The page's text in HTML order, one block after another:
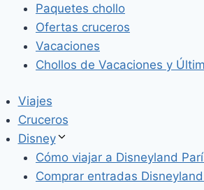
Paquetes chollo
Ofertas cruceros
Vacaciones
Chollos de Vacaciones y
Viajes
Cruceros
Disney
Cómo viajar a Disneyland
Comprar entradas